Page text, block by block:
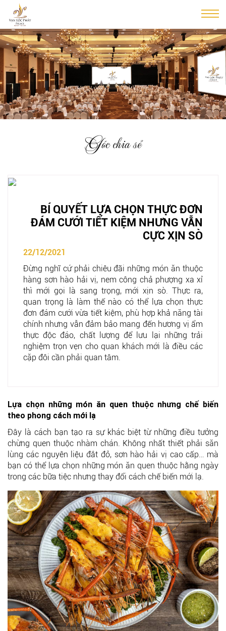
Góc chia sẻ
BÍ QUYẾT LỰA CHỌN THỰC ĐƠN
ĐÁM CƯỚI TIẾT KIỆM NHƯNG VẪN
CỰC XỊN SÒ
22/12/2021
Đừng nghĩ cứ phải chiêu đãi những món ăn thuộc
hàng sơn hào hải vị, nem công chả phượng xa xỉ
thì mới gọi là sang trọng, mới xịn sò. Thực ra,
quan trọng là làm thế nào có thể lựa chọn thực
đơn đám cưới vừa tiết kiệm, phù hợp khả năng tài
chính nhưng vẫn đảm bảo mang đến hương vị ẩm
thực độc đáo, chất lượng để lưu lại những trải
nghiệm trọn vẹn cho quan khách mới là điều các
cặp đôi cần phải quan tâm.
Lựa chọn những món ăn quen thuộc nhưng chế biến
theo phong cách mới lạ
Đây là cách bạn tạo ra sự khác biệt từ những điều tưởng
chừng quen thuộc nhàm chán. Không nhất thiết phải săn
lùng các nguyên liệu đắt đỏ, sơn hào hải vị cao cấp… mà
bạn có thể lựa chọn những món ăn quen thuộc hằng ngày
trong các bữa tiệc nhưng thay đổi cách chế biến mới lạ.